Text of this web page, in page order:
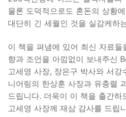
물론 도덕적으로도 혼돈의 상황
대단히 긴 세월인 것을 실감케하
이 책을 펴냄에 있어 최신 자료
향과 조언을 아낌없이 보내주신
고세영 사장, 장은구 박사와 서강
니어링의 한상훈 사장과 유충렬
드립니다. 더욱이 이 책을 출간하
고세영 사장께 재삼 감사를 드립